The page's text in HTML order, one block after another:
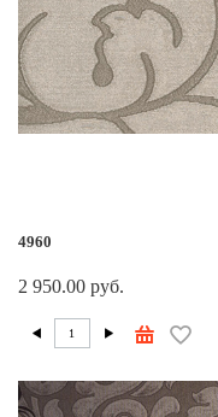
4960
2 950.00 руб.